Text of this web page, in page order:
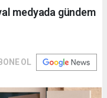
medyada gündem
OL